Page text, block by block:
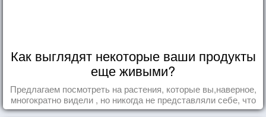
Как выглядят некоторые ваши продукты
еще живыми?
Предлагаем посмотреть на растения, которые вы,наверное,
многократно видели , но никогда не представляли себе, что
употребляете их в пищу.